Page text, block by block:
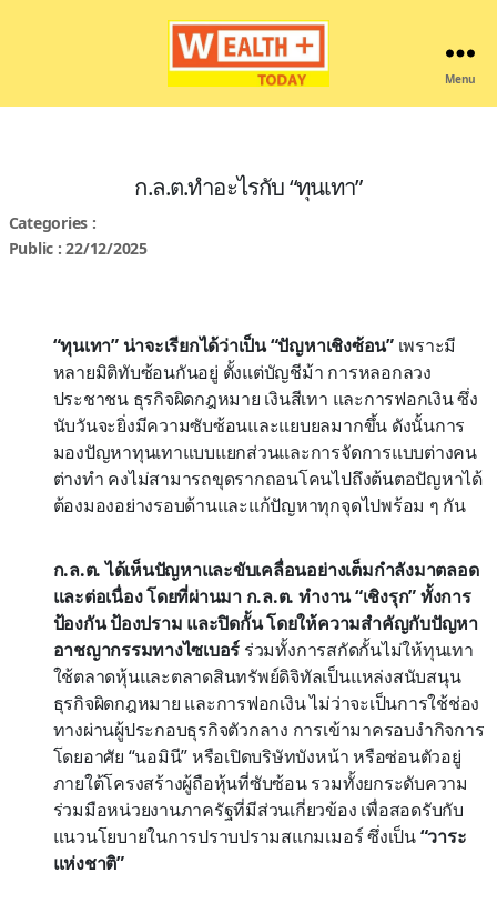
Menu
ก.ล.ต.ทำอะไรกับ “ทุนเทา”
Categories :
Public : 22/12/2025
“ทุนเทา” น่าจะเรียกได้ว่าเป็น “ปัญหาเชิงซ้อน”เพราะมี
หลายมิติทับซ้อนกันอยู่ ตั้งแต่บัญชีม้า การหลอกลวง
ประชาชน ธุรกิจผิดกฎหมาย เงินสีเทา และการฟอกเงิน ซึ่ง
นับวันจะยิ่งมีความซับซ้อนและแยบยลมากขึ้น ดังนั้นการ
มองปัญหาทุนเทาแบบแยกส่วนและการจัดการแบบต่างคน
ต่างทำ คงไม่สามารถขุดรากถอนโคนไปถึงต้นตอปัญหาได้
ต้องมองอย่างรอบด้านและแก้ปัญหาทุกจุดไปพร้อม ๆ กัน
ก.ล.ต. ได้เห็นปัญหาและขับเคลื่อนอย่างเต็มกำลังมาตลอด
และต่อเนื่อง โดยที่ผ่านมา ก.ล.ต. ทำงาน “เชิงรุก” ทั้งการ
ป้องกัน ป้องปราม และปิดกั้น โดยให้ความสำคัญกับปัญหา
อาชญากรรมทางไซเบอร์ ร่วมทั้งการสกัดกั้นไม่ให้ทุนเทา
ใช้ตลาดหุ้นและตลาดสินทรัพย์ดิจิทัลเป็นแหล่งสนับสนุน
ธุรกิจผิดกฎหมาย และการฟอกเงิน ไม่ว่าจะเป็นการใช้ช่อง
ทางผ่านผู้ประกอบธุรกิจตัวกลาง การเข้ามาครอบงำกิจการ
โดยอาศัย “นอมินี” หรือเปิดบริษัทบังหน้า หรือซ่อนตัวอยู่
ภายใต้โครงสร้างผู้ถือหุ้นที่ซับซ้อน รวมทั้งยกระดับความ
ร่วมมือหน่วยงานภาครัฐที่มีส่วนเกี่ยวข้อง เพื่อสอดรับกับ
แนวนโยบายในการปราบปรามสแกมเมอร์ ซึ่งเป็น“วาระ
แห่งชาติ”